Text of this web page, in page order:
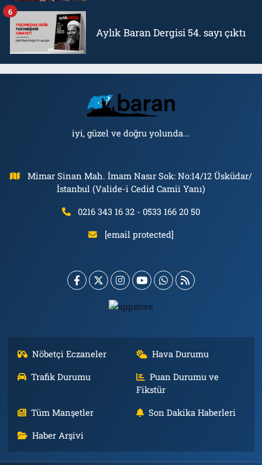
Aylık Baran Dergisi 54. sayı çıktı
6
iyi, güzel ve doğru yolunda...
Mimar Sinan Mah. İmam Nasır Sok: No:14/12 Üsküdar/
İstanbul (Valide-i Cedid Camii Yanı)
0216 343 16 32 - 0533 166 20 50
[email protected]
Nöbetçi Eczaneler
Hava Durumu
Trafik Durumu
Puan Durumu ve
Fikstür
Tüm Manşetler
Son Dakika Haberleri
Haber Arşivi